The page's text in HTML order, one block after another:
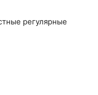
регулярные